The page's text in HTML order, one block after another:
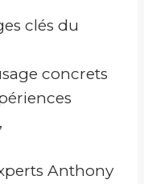
clés du
concrets
Anthony